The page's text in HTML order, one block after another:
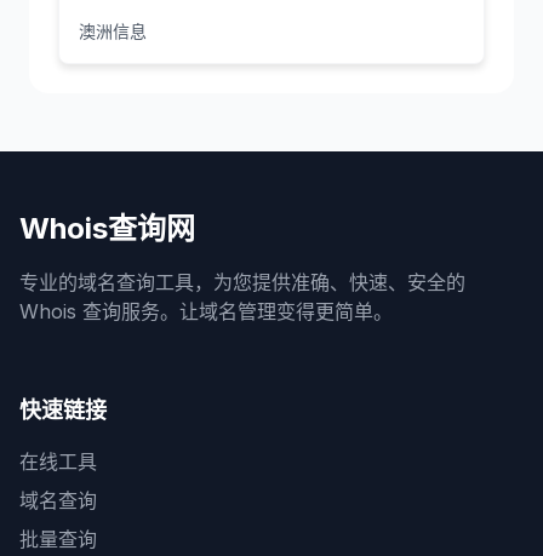
澳洲信息
Whois查询网
专业的域名查询工具，为您提供准确、快速、安全的
Whois 查询服务。让域名管理变得更简单。
快速链接
在线工具
域名查询
批量查询